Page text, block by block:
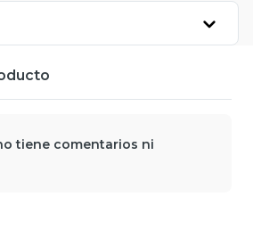
tiene comentarios ni